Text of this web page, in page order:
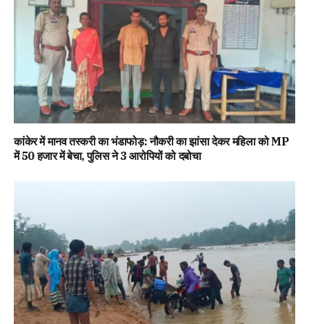
कांकेर में मानव तस्करी का भंडाफोड़: नौकरी का झांसा देकर महिला को MP
में ₹50 हजार में बेचा, पुलिस ने 3 आरोपियों को दबोचा